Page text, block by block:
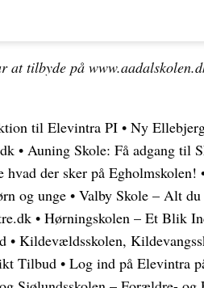
at tilbyde på
til Elevintra PI • Ny
• Auning Skole: Få adgang til
der sker på Egholmskolen!
og unge • Valby Skole – Alt
• Hørningskolen – Et Blik
• Kildevældsskolen,
Tilbud • Log ind på Elevintra